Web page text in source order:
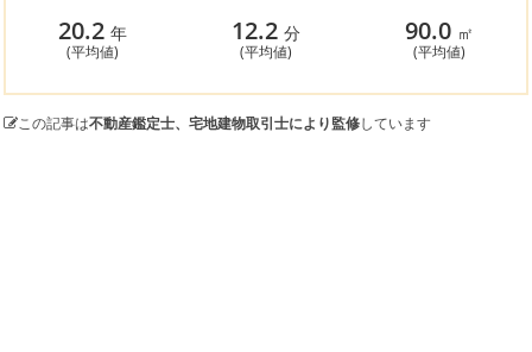
20.2 年
(平均値)
12.2 分
(平均値)
90.0 ㎡
(平均値)
この記事は不動産鑑定士、宅地建物取引士により監修しています